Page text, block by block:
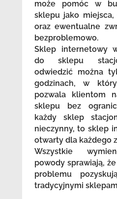
może pomóc w
sklepu jako
oraz ewentualne
bezproblemowo.
Sklep internetowy
do sklepu
odwiedzić można
godzinach, w
pozwala klientom
sklepu bez
każdy sklep
nieczynny, to sklep
otwarty dla każdego
Wszystkie
powody sprawiają,
problemu
tradycyjnymi